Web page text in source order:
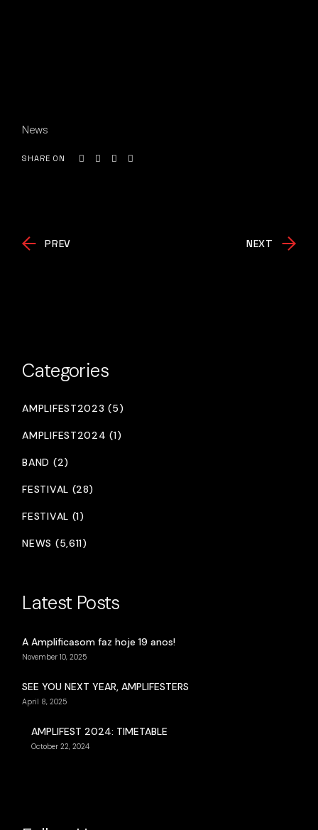
News
SHARE ON
PREV NEXT
Categories
AMPLIFEST2023 (5)
AMPLIFEST2024 (1)
BAND (2)
FESTIVAL (28)
FESTIVAL (1)
NEWS (5,611)
Latest Posts
A Amplificasom faz hoje 19 anos!
November 10, 2025
SEE YOU NEXT YEAR, AMPLIFESTERS
April 8, 2025
AMPLIFEST 2024: TIMETABLE
October 22, 2024